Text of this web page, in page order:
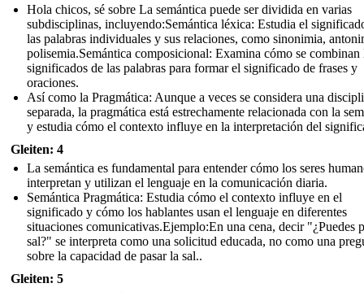
Hola chicos, sé sobre La semántica puede ser dividida en varias
subdisciplinas, incluyendo:Semántica léxica: Estudia el
las palabras individuales y sus relaciones, como sinonimia,
polisemia.Semántica composicional: Examina cómo se combinan
significados de las palabras para formar el significado de frases y
oraciones.
Así como la Pragmática: Aunque a veces se considera una
separada, la pragmática está estrechamente relacionada con la
y estudia cómo el contexto influye en la interpretación del
Gleiten: 4
La semántica es fundamental para entender cómo los seres
interpretan y utilizan el lenguaje en la comunicación diaria.
Semántica Pragmática: Estudia cómo el contexto influye en el
significado y cómo los hablantes usan el lenguaje en diferentes
situaciones comunicativas.Ejemplo:En una cena, decir "¿Puedes
sal?" se interpreta como una solicitud educada, no como una
sobre la capacidad de pasar la sal..
Gleiten: 5